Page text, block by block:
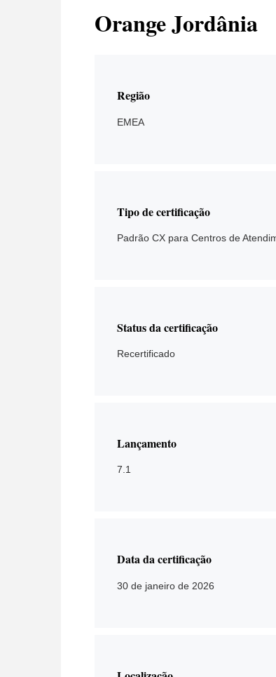
Orange Jordânia
Região
EMEA
Tipo de certificação
Padrão CX para Centros de
Status da certificação
Recertificado
Lançamento
7.1
Data da certificação
30 de janeiro de 2026